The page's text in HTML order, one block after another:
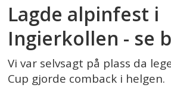
Lagde alpinfest i
Ingierkollen - se
Vi var selvsagt på plass da
Cup gjorde comback i helgen.